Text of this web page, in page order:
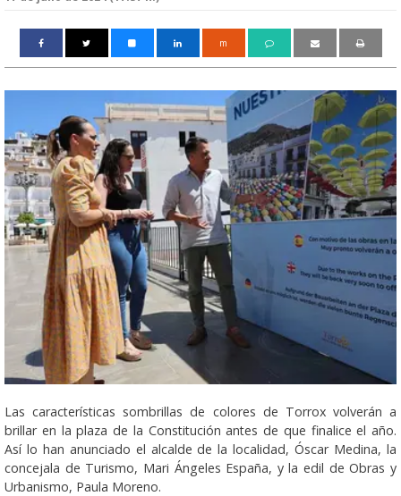
m
Las características sombrillas de colores de Torrox volverán a
brillar en la plaza de la Constitución antes de que finalice el año.
Así lo han anunciado el alcalde de la localidad, Óscar Medina, la
concejala de Turismo, Mari Ángeles España, y la edil de Obras y
Urbanismo, Paula Moreno.